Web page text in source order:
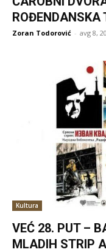
ROĐENDANSKA
Zoran Todorović - avg 8,
Kultura
VEĆ 28. PUT –
MLADIH STRIP